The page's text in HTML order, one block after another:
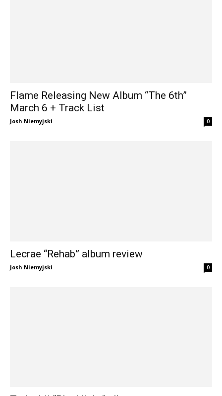
Flame Releasing New Album “The 6th”
March 6 + Track List
Josh Niemyjski 0
Lecrae “Rehab” album review
Josh Niemyjski 0